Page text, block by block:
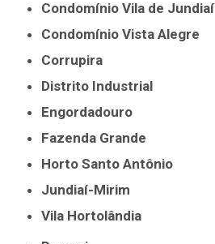
Condomínio Vila de Jundiaí
Condomínio Vista Alegre
Corrupira
Distrito Industrial
Engordadouro
Fazenda Grande
Horto Santo Antônio
Jundiaí-Mirim
Vila Hortolândia